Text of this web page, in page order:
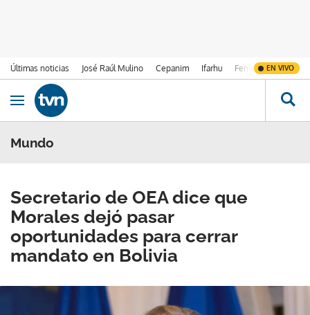
Últimas noticias José Raúl Mulino Cepanim Ifarhu Fenómeno de El
EN VIVO
Ir al contenido
Obrir navegació
Mundo
Secretario de OEA dice que
Morales dejó pasar
oportunidades para cerrar
mandato en Bolivia